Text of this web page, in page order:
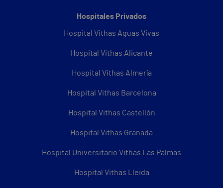
Hospitales Privados
Hospital Vithas Aguas Vivas
Hospital Vithas Alicante
Hospital Vithas Almería
Hospital Vithas Barcelona
Hospital Vithas Castellón
Hospital Vithas Granada
Hospital Universitario Vithas Las Palmas
Hospital Vithas Lleida